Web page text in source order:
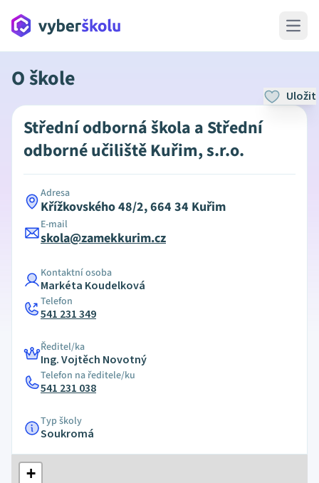
Open
O škole
Uložit
Střední odborná škola a Střední
odborné učiliště Kuřim, s.r.o.
Adresa
Křížkovského 48/2, 664 34 Kuřim
E-mail
skola@zamekkurim.cz
Kontaktní osoba
Markéta Koudelková
Telefon
541 231 349
Ředitel/ka
Ing. Vojtěch Novotný
Telefon na ředitele/ku
541 231 038
Typ školy
Soukromá
+